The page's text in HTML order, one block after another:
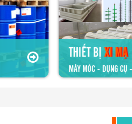
THIẾT BỊXI MẠ
MÁY MÓC - DỤNG CỤ